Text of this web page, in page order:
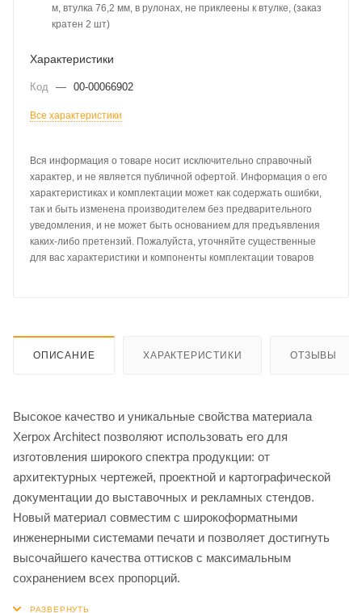
м, втулка 76,2 мм, в рулонах, не приклеены к втулке, (заказ
кратен 2 шт)
Характеристики
Код — 00-00066902
Все характеристики
Вся информация о товаре носит исключительно справочный
характер, и не является публичной офертой. Информация о его
характеристиках и комплектации может как содержать ошибки,
так и быть изменена производителем без предварительного
уведомления, и не может быть основанием для предъявления
каких-либо претензий. Пожалуйста, уточняйте существенные
для вас характеристики и компоненты комплектации товаров
ОПИСАНИЕ ХАРАКТЕРИСТИКИ ОТЗЫВЫ
Высокое качество и уникальные свойства материала
Xerpox Architect позволяют использовать его для
изготовления широкого спектра продукции: от
архитектурных чертежей, проектной и картографической
документации до выставочных и рекламных стендов.
Новый материал совместим с широкоформатными
инженерными системами печати и позволяет достигнуть
высочайшего качества оттисков с максимальным
сохранением всех пропорций.